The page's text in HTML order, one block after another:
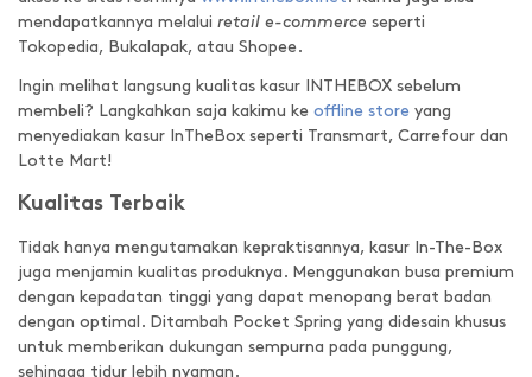
mendapatkannya melalui retail e-commerce seperti
Tokopedia, Bukalapak, atau Shopee.
Ingin melihat langsung kualitas kasur INTHEBOX sebelum
membeli? Langkahkan saja kakimu ke offline store yang
menyediakan kasur InTheBox seperti Transmart, Carrefour dan
Lotte Mart!
Kualitas Terbaik
Tidak hanya mengutamakan kepraktisannya, kasur In-The-Box
juga menjamin kualitas produknya. Menggunakan busa premium
dengan kepadatan tinggi yang dapat menopang berat badan
dengan optimal. Ditambah Pocket Spring yang didesain khusus
untuk memberikan dukungan sempurna pada punggung,
sehingga tidur lebih nyaman.